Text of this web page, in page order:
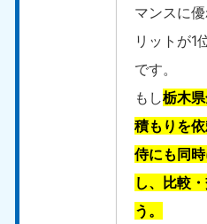
マンスに
リットが1
です。
もし栃木
積もりを
侍にも同
し、比較
う。